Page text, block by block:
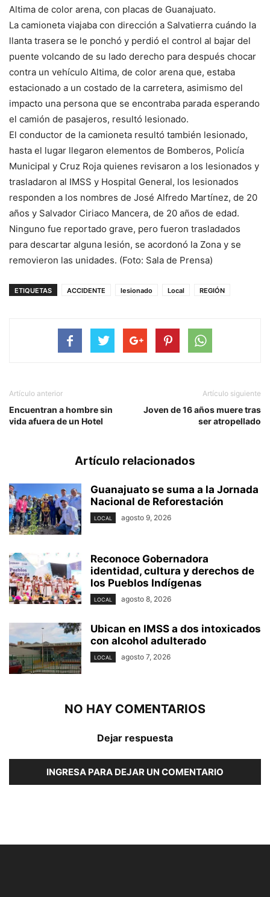
Altima de color arena, con placas de Guanajuato.
La camioneta viajaba con dirección a Salvatierra cuándo la
llanta trasera se le ponchó y perdió el control al bajar del
puente volcando de su lado derecho para después chocar
contra un vehículo Altima, de color arena que, estaba
estacionado a un costado de la carretera, asimismo del
impacto una persona que se encontraba parada esperando
el camión de pasajeros, resultó lesionado.
El conductor de la camioneta resultó también lesionado,
hasta el lugar llegaron elementos de Bomberos, Policía
Municipal y Cruz Roja quienes revisaron a los lesionados y
trasladaron al IMSS y Hospital General, los lesionados
responden a los nombres de José Alfredo Martínez, de 20
años y Salvador Ciriaco Mancera, de 20 años de edad.
Ninguno fue reportado grave, pero fueron trasladados
para descartar alguna lesión, se acordonó la Zona y se
removieron las unidades. (Foto: Sala de Prensa)
ETIQUETAS ACCIDENTE lesionado Local REGIÓN
Artículo anterior
Encuentran a hombre sin
vida afuera de un Hotel
Artículo siguiente
Joven de 16 años muere tras
ser atropellado
Artículo relacionados
Guanajuato se suma a la Jornada
Nacional de Reforestación
LOCAL agosto 9, 2026
Reconoce Gobernadora
identidad, cultura y derechos de
los Pueblos Indígenas
LOCAL agosto 8, 2026
Ubican en IMSS a dos intoxicados
con alcohol adulterado
LOCAL agosto 7, 2026
NO HAY COMENTARIOS
Dejar respuesta
INGRESA PARA DEJAR UN COMENTARIO